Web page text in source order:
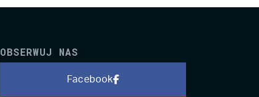
OBSERWUJ NAS
Facebook